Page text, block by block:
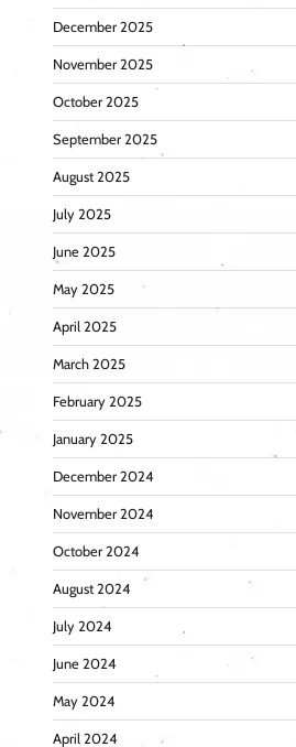
December 2025
November 2025
October 2025
September 2025
August 2025
July 2025
June 2025
May 2025
April 2025
March 2025
February 2025
January 2025
December 2024
November 2024
October 2024
August 2024
July 2024
June 2024
May 2024
April 2024